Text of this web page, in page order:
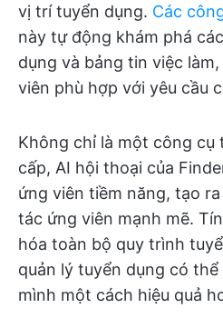
vị trí tuyển dụng. Các
này tự động khám phá
dụng và bảng tin việc
viên phù hợp với yêu cầu
Không chỉ là một công cụ
cấp, AI hội thoại của
ứng viên tiềm năng, tạo
tác ứng viên mạnh mẽ.
hóa toàn bộ quy trình
quản lý tuyển dụng có
mình một cách hiệu quả